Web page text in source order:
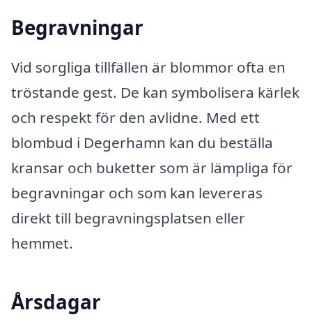
Begravningar
Vid sorgliga tillfällen är blommor ofta en
tröstande gest. De kan symbolisera kärlek
och respekt för den avlidne. Med ett
blombud i Degerhamn kan du beställa
kransar och buketter som är lämpliga för
begravningar och som kan levereras
direkt till begravningsplatsen eller
hemmet.
Årsdagar